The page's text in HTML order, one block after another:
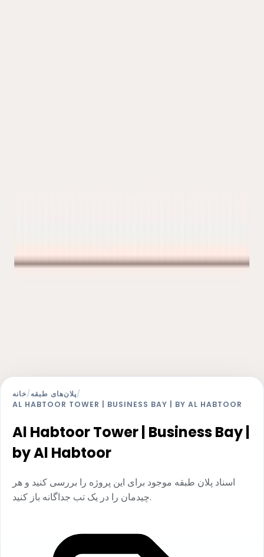
خانه/پلان‌های طبقه/
AL HABTOOR TOWER | BUSINESS BAY | BY AL HABTOOR
Al Habtoor Tower | Business Bay |
by Al Habtoor
اسناد پلان طبقه موجود برای این پروژه را بررسی کنید و هر
چیدمان را در یک تب جداگانه باز کنید.